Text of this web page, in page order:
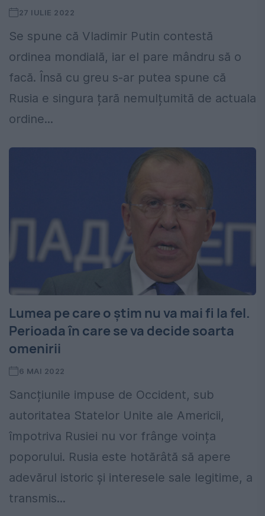
27 IULIE 2022
Se spune că Vladimir Putin contestă
ordinea mondială, iar el pare mândru să o
facă. Însă cu greu s-ar putea spune că
Rusia e singura țară nemulțumită de actuala
ordine...
Lumea pe care o știm nu va mai fi la fel.
Perioada în care se va decide soarta
omenirii
6 MAI 2022
Sancțiunile impuse de Occident, sub
autoritatea Statelor Unite ale Americii,
împotriva Rusiei nu vor frânge voința
poporului. Rusia este hotărâtă să apere
adevărul istoric și interesele sale legitime, a
transmis...